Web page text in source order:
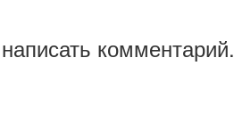
комментарий.